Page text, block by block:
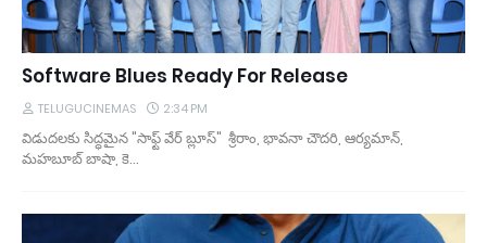
Software Blues Ready For Release
TELUGUCINEMAS 2:34 PM
విడుదలకు సిద్ధమైన "సాఫ్ట్ వేర్ బ్లూస్" శ్రీరాం, భావనా చౌదరి, ఆర్యమాన్,
మహబూబ్ బాషా, కె…